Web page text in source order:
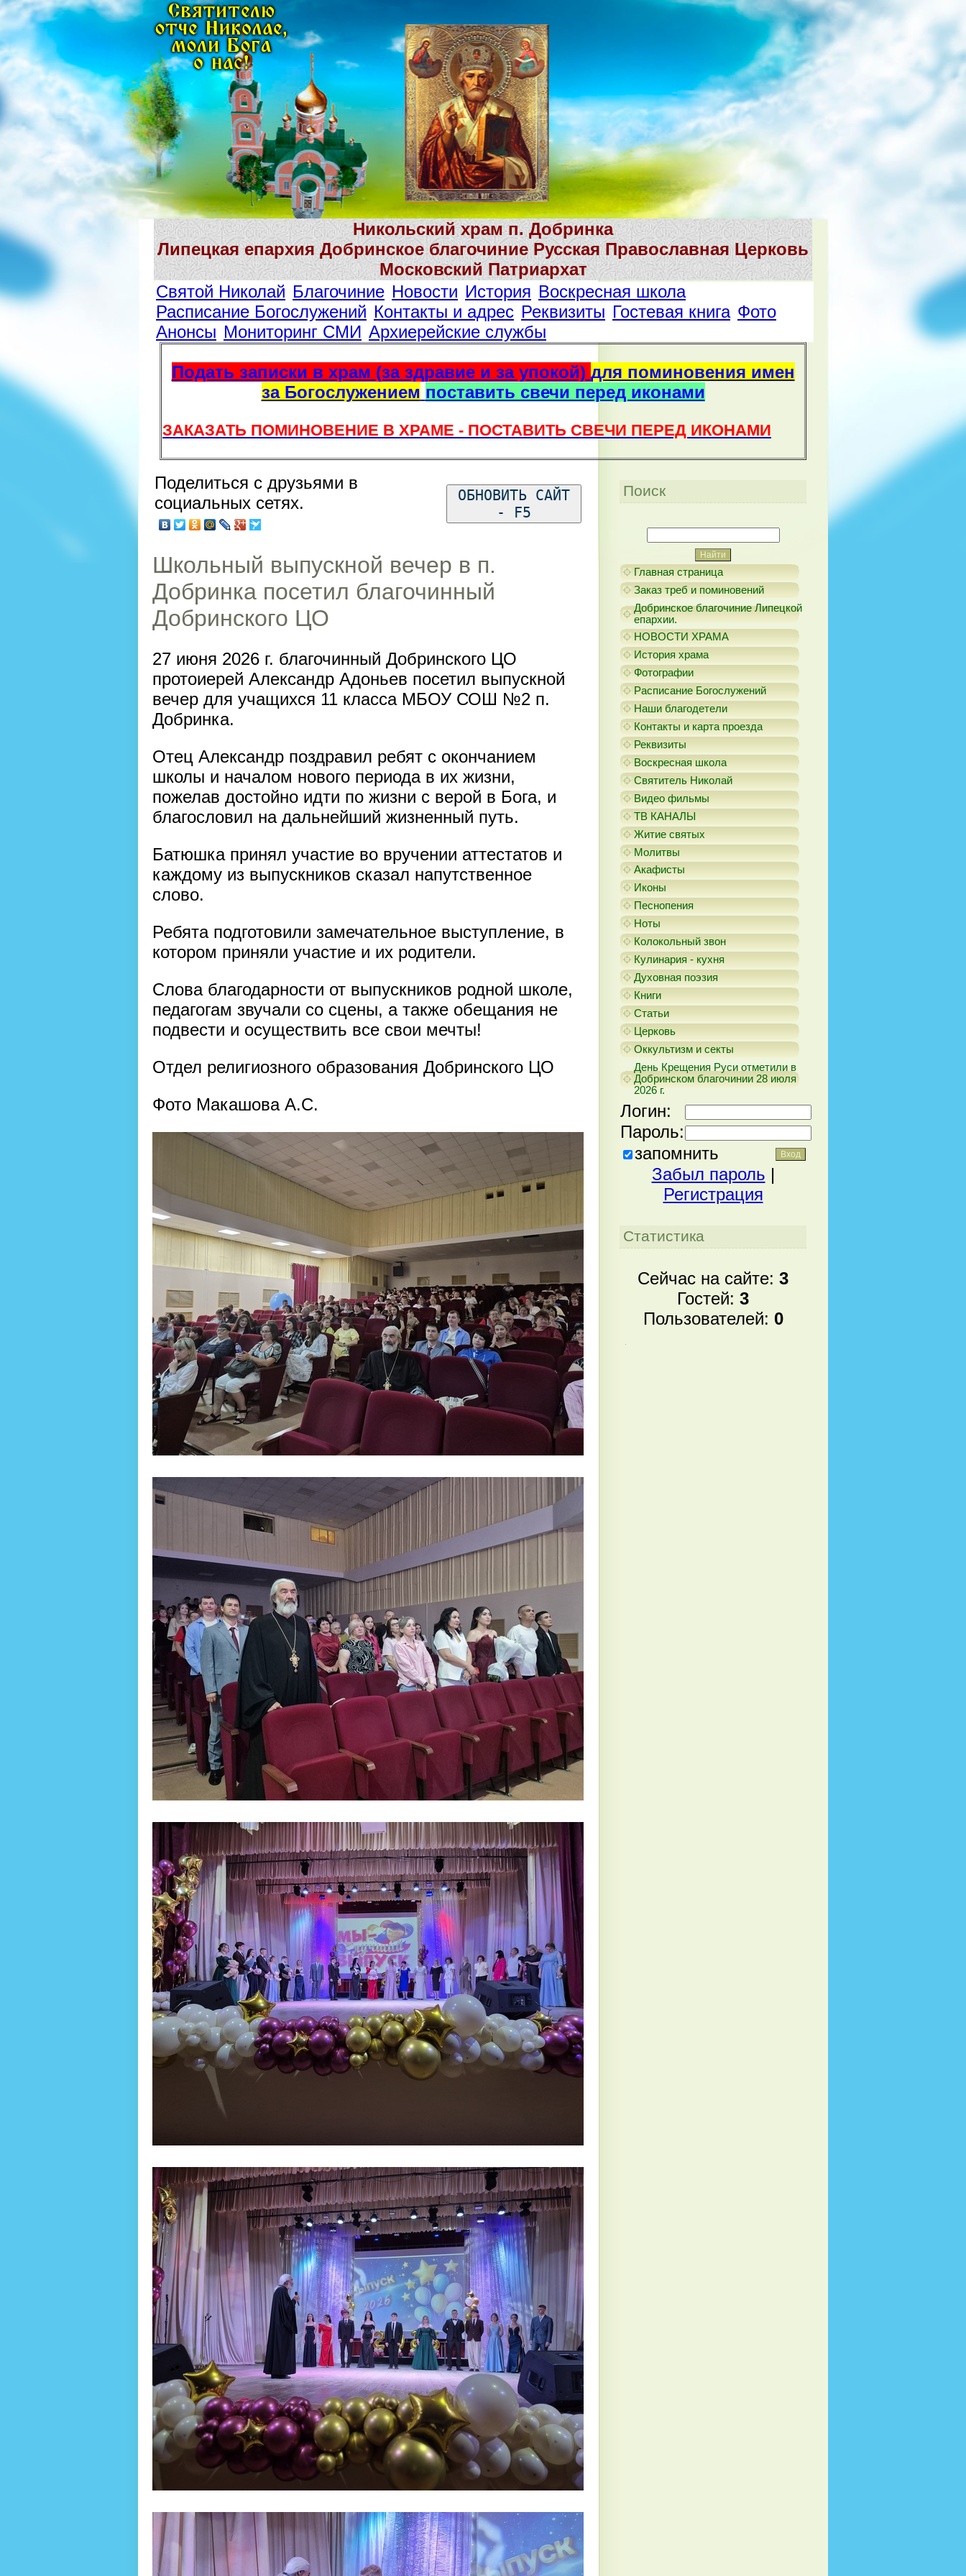
Никольский храм п. Добринка
Липецкая епархия Добринское благочиние Русская Православная Церковь
Московский Патриархат
Святой Николай Благочиние Новости История Воскресная школа
Расписание Богослужений Контакты и адрес Реквизиты Гостевая книга Фото
Анонсы Мониторинг СМИ Архиерейские службы
Подать записки в храм (за здравие и за упокой) для поминовения имен
за Богослужением поставить свечи перед иконами
ЗАКАЗАТЬ ПОМИНОВЕНИЕ В ХРАМЕ - ПОСТАВИТЬ СВЕЧИ ПЕРЕД ИКОНАМИ
Поделиться с друзьями в
социальных сетях.
ОБНОВИТЬ САЙТ
- F5
Школьный выпускной вечер в п.
Добринка посетил благочинный
Добринского ЦО
27 июня 2026 г. благочинный Добринского ЦО
протоиерей Александр Адоньев посетил выпускной
вечер для учащихся 11 класса МБОУ СОШ №2 п.
Добринка.
Отец Александр поздравил ребят с окончанием
школы и началом нового периода в их жизни,
пожелав достойно идти по жизни с верой в Бога, и
благословил на дальнейший жизненный путь.
Батюшка принял участие во вручении аттестатов и
каждому из выпускников сказал напутственное
слово.
Ребята подготовили замечательное выступление, в
котором приняли участие и их родители.
Слова благодарности от выпускников родной школе,
педагогам звучали со сцены, а также обещания не
подвести и осуществить все свои мечты!
Отдел религиозного образования Добринского ЦО
Фото Макашова А.С.
Поиск
Главная страница
Заказ треб и поминовений
Добринское благочиние Липецкой
епархии.
НОВОСТИ ХРАМА
История храма
Фотографии
Расписание Богослужений
Наши благодетели
Контакты и карта проезда
Реквизиты
Воскресная школа
Святитель Николай
Видео фильмы
ТВ КАНАЛЫ
Житие святых
Молитвы
Акафисты
Иконы
Песнопения
Ноты
Колокольный звон
Кулинария - кухня
Духовная поэзия
Книги
Статьи
Церковь
Оккультизм и секты
День Крещения Руси отметили в
Добринском благочинии 28 июля
2026 г.
Логин:
Пароль:
запомнить
Забыл пароль |
Регистрация
Статистика
Сейчас на сайте: 3
Гостей: 3
Пользователей: 0